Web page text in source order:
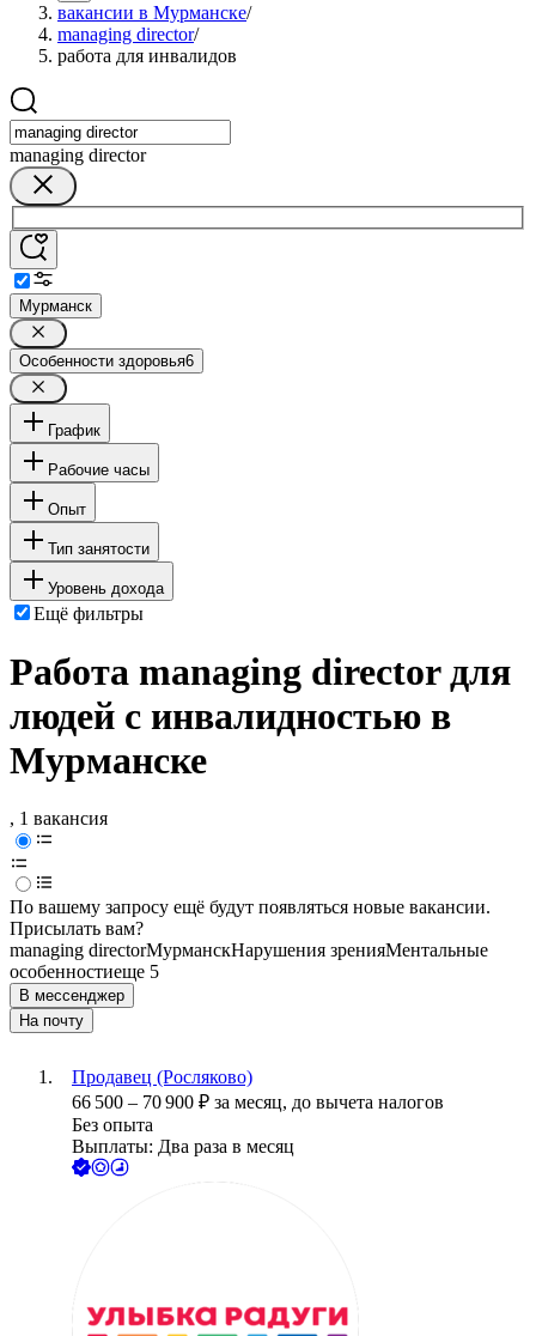
вакансии в Мурманске/
managing director/
работа для инвалидов
managing director
Мурманск
Особенности здоровья6
График
Рабочие часы
Опыт
Тип занятости
Уровень дохода
Ещё фильтры
Работа managing director для
людей с инвалидностью в
Мурманске
, 1 вакансия
По вашему запросу ещё будут появляться новые вакансии.
Присылать вам?
managing directorМурманскНарушения зренияМентальные
особенностиеще 5
В мессенджер
На почту
Продавец (Росляково)
66 500 – 70 900 ₽ за месяц, до вычета налогов
Без опыта
Выплаты: Два раза в месяц